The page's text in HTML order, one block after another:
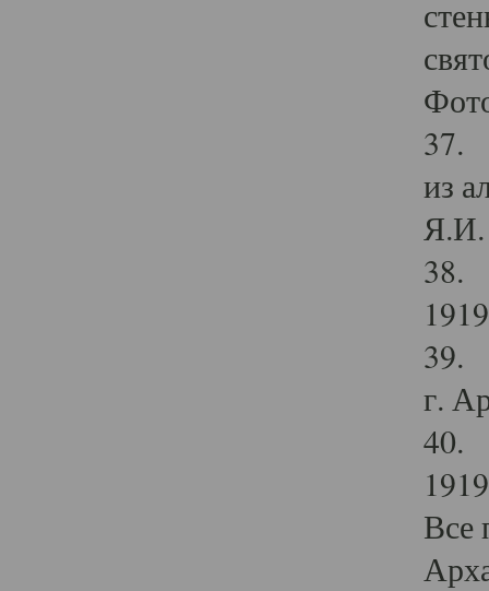
37.
из
Я.И.
38.
39.
г.
40.
Все